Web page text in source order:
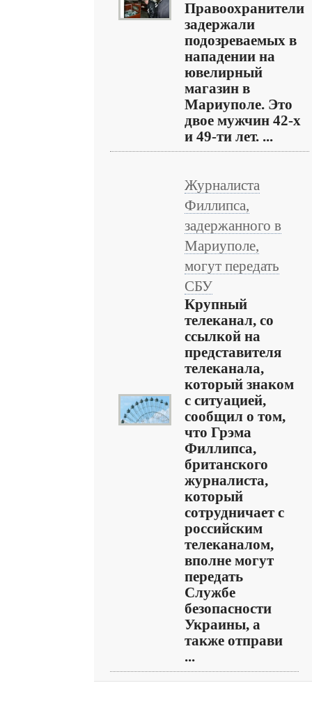
Правоохранители
задержали
подозреваемых в
нападении на
ювелирный
магазин в
Мариуполе. Это
двое мужчин 42-х
и 49-ти лет. ...
Журналиста
Филлипса,
задержанного в
Мариуполе,
могут передать
СБУ
Крупный
телеканал, со
ссылкой на
представителя
телеканала,
который знаком
с ситуацией,
сообщил о том,
что Грэма
Филлипса,
британского
журналиста,
который
сотрудничает с
российским
телеканалом,
вполне могут
передать
Службе
безопасности
Украины, а
также отправи
...